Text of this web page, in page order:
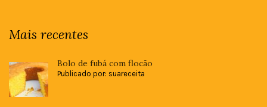
Mais recentes
Bolo de fubá com flocão
Publicado por: suareceita